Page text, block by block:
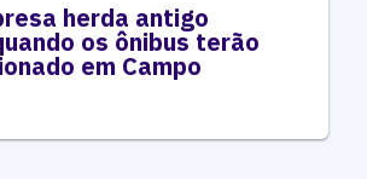
herda antigo
os ônibus terão
em Campo